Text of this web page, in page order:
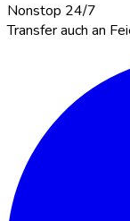
Nonstop 24/7
Transfer auch an